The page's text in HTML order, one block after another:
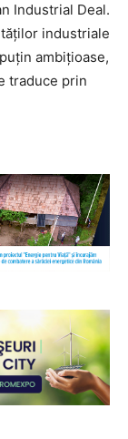
Industrial Deal.
industriale
ambițioase,
traduce prin